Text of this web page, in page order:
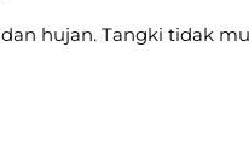
hujan. Tangki tidak